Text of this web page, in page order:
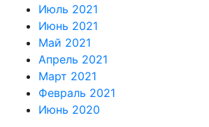
Июль 2021
Июнь 2021
Май 2021
Апрель 2021
Март 2021
Февраль 2021
Июнь 2020